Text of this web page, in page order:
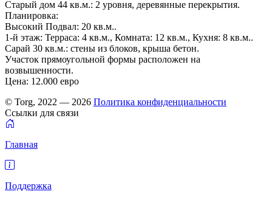
Старый дом 44 кв.м.: 2 уровня, деревянные перекрытия.
Планировка:
Высокий Подвал: 20 кв.м..
1-й этаж: Терраса: 4 кв.м., Комната: 12 кв.м., Кухня: 8 кв.м..
Сарай 30 кв.м.: стены из блоков, крыша бетон.
Участок прямоугольной формы расположен на
возвышенности.
Цена: 12.000 евро
© Torg, 2022 — 2026 Политика конфиденциальности
Ссылки для связи
Главная
Поддержка